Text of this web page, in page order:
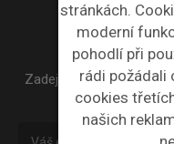
stránkách.
moderní
pohodlí při
rádi požádali
cookies
našich
Zadejte váš email a my